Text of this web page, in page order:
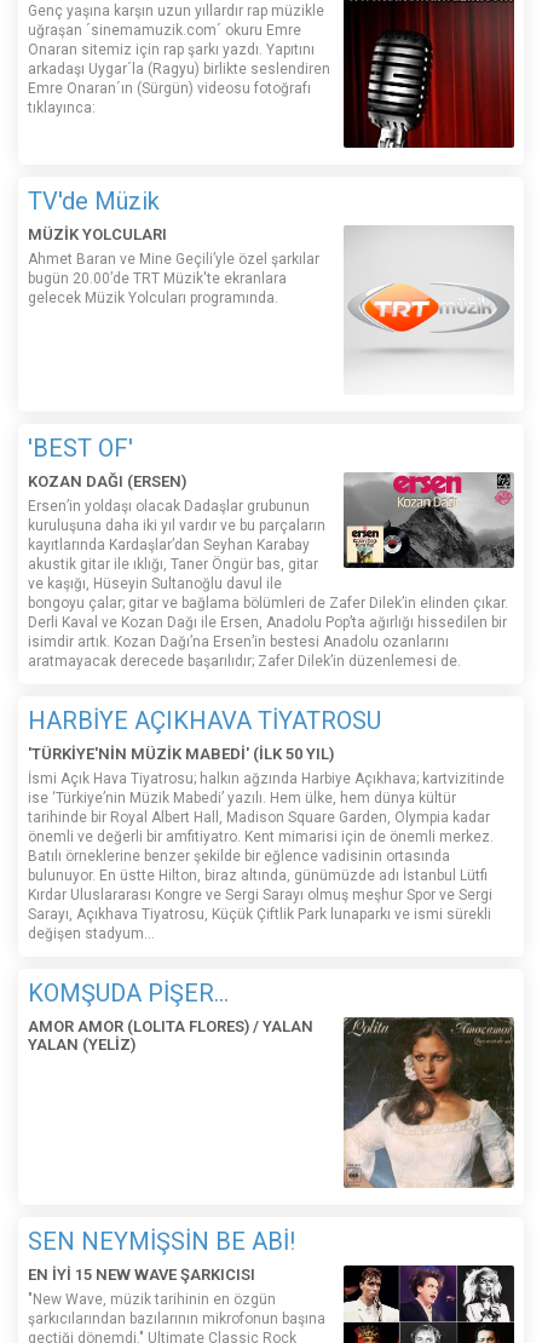
Genç yaşına karşın uzun yıllardır rap müzikle
uğraşan ´sinemamuzik.com´ okuru Emre
Onaran sitemiz için rap şarkı yazdı. Yapıtını
arkadaşı Uygar´la (Ragyu) birlikte seslendiren
Emre Onaran´ın (Sürgün) videosu fotoğrafı
tıklayınca:
TV'de Müzik
MÜZİK YOLCULARI
Ahmet Baran ve Mine Geçili’yle özel şarkılar
bugün 20.00’de TRT Müzik'te ekranlara
gelecek Müzik Yolcuları programında.
'BEST OF'
KOZAN DAĞI (ERSEN)
Ersen’in yoldaşı olacak Dadaşlar grubunun
kuruluşuna daha iki yıl vardır ve bu parçaların
kayıtlarında Kardaşlar’dan Seyhan Karabay
akustik gitar ile ıklığı, Taner Öngür bas, gitar
ve kaşığı, Hüseyin Sultanoğlu davul ile
bongoyu çalar; gitar ve bağlama bölümleri de Zafer Dilek’in elinden çıkar.
Derli Kaval ve Kozan Dağı ile Ersen, Anadolu Pop’ta ağırlığı hissedilen bir
isimdir artık. Kozan Dağı’na Ersen’in bestesi Anadolu ozanlarını
aratmayacak derecede başarılıdır; Zafer Dilek’in düzenlemesi de.
HARBİYE AÇIKHAVA TİYATROSU
'TÜRKİYE'NİN MÜZİK MABEDİ' (İLK 50 YIL)
İsmi Açık Hava Tiyatrosu; halkın ağzında Harbiye Açıkhava; kartvizitinde
ise ‘Türkiye’nin Müzik Mabedi’ yazılı. Hem ülke, hem dünya kültür
tarihinde bir Royal Albert Hall, Madison Square Garden, Olympia kadar
önemli ve değerli bir amfitiyatro. Kent mimarisi için de önemli merkez.
Batılı örneklerine benzer şekilde bir eğlence vadisinin ortasında
bulunuyor. En üstte Hilton, biraz altında, günümüzde adı İstanbul Lütfi
Kırdar Uluslararası Kongre ve Sergi Sarayı olmuş meşhur Spor ve Sergi
Sarayı, Açıkhava Tiyatrosu, Küçük Çiftlik Park lunaparkı ve ismi sürekli
değişen stadyum…
KOMŞUDA PİŞER...
AMOR AMOR (LOLITA FLORES) / YALAN
YALAN (YELİZ)
SEN NEYMİŞSİN BE ABİ!
EN İYİ 15 NEW WAVE ŞARKICISI
"New Wave, müzik tarihinin en özgün
şarkıcılarından bazılarının mikrofonun başına
geçtiği dönemdi." Ultimate Classic Rock